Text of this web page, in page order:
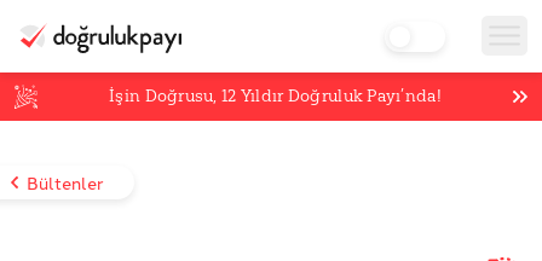
İşin Doğrusu,12 Yıldır Doğruluk Payı’nda!
Bültenler